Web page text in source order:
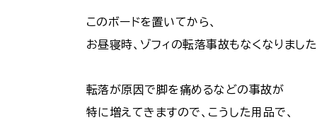
このボードを置いてから、
お昼寝時、ゾフィの転落事故もなくなりました
転落が原因で脚を痛めるなどの事故が
特に増えてきますので、こうした用品で、